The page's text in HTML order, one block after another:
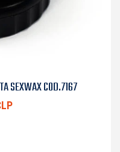
SEXWAX COD.7167